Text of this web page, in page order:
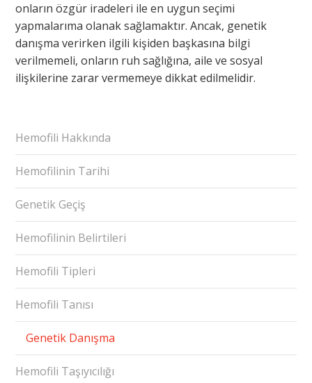
onların özgür iradeleri ile en uygun seçimi
yapmalarıma olanak sağlamaktır. Ancak, genetik
danışma verirken ilgili kişiden başkasına bilgi
verilmemeli, onların ruh sağlığına, aile ve sosyal
ilişkilerine zarar vermemeye dikkat edilmelidir.
Hemofili Hakkında
Hemofilinin Tarihi
Genetik Geçiş
Hemofilinin Belirtileri
Hemofili Tipleri
Hemofili Tanısı
Genetik Danışma
Hemofili Taşıyıcılığı